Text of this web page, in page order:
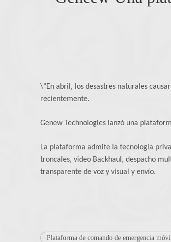
\"En abril, los desastres naturales
recientemente.
Genew Technologies lanzó una
La plataforma admite la tecnología
troncales, video Backhaul, despacho
transparente de voz y visual y envío.
Plataforma de comando de emergencia